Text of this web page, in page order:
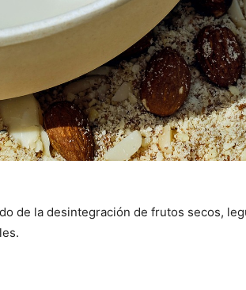
de la desintegración de frutos secos,